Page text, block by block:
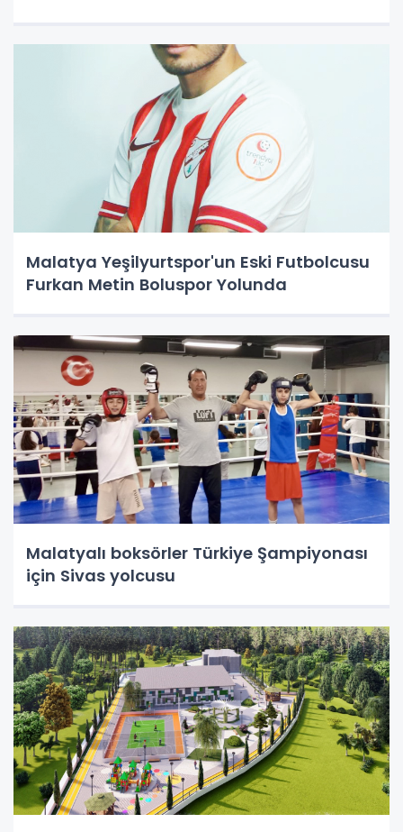
Malatya Yeşilyurtspor'un Eski Futbolcusu
Furkan Metin Boluspor Yolunda
Malatyalı boksörler Türkiye Şampiyonası
için Sivas yolcusu